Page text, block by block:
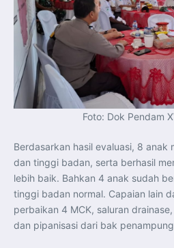
Foto: Dok Pendam
Berdasarkan hasil evaluasi, 8 anak
dan tinggi badan, serta berhasil
lebih baik. Bahkan 4 anak sudah
tinggi badan normal. Capaian lain
perbaikan 4 MCK, saluran
dan pipanisasi dari bak